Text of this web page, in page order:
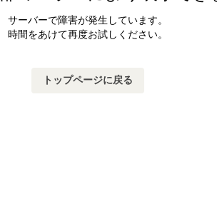
サーバーで障害が発生しています。
時間をあけて再度お試しください。
トップページに戻る